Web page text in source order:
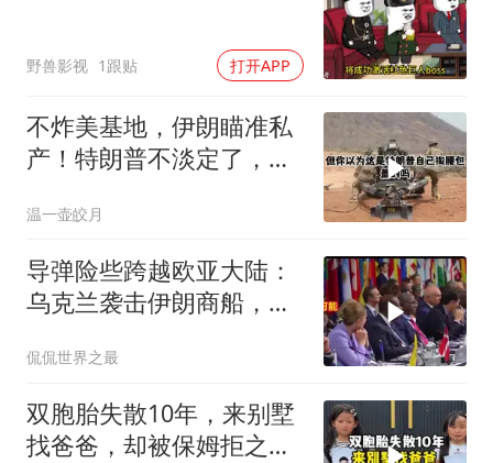
野兽影视 1跟贴 打开APP
不炸美基地，伊朗瞄准私
产！特朗普不淡定了，被
温一壶皎月
导弹险些跨越欧亚大陆：
乌克兰袭击伊朗商船，差
雷”
侃侃世界之最
双胞胎失散10年，来别墅
找爸爸，却被保姆拒之门